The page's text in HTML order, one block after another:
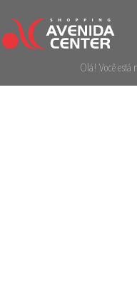
Olá! Você está